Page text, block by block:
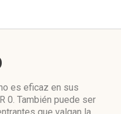
es eficaz en sus
0. También puede ser